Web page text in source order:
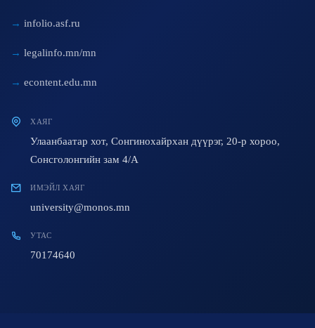
infolio.asf.ru
legalinfo.mn/mn
econtent.edu.mn
ХАЯГ
Улаанбаатар хот, Сонгинохайрхан дүүрэг, 20-р хороо,
Сонсголонгийн зам 4/A
ИМЭЙЛ ХАЯГ
university@monos.mn
УТАС
70174640